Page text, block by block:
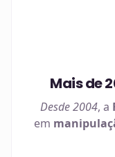
Mais de
Desde 2004, a
em